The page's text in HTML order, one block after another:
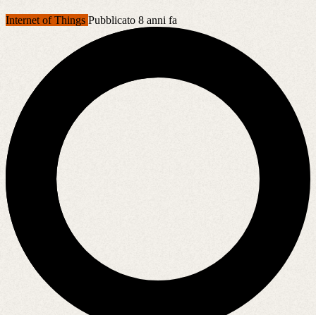
Internet of Things Pubblicato 8 anni fa